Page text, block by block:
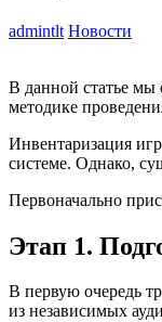
admintlt Новости
В данной статье мы
методике
Инвентаризация
системе. Однако,
Первоначально
Этап 1.
В первую очередь
из независимых